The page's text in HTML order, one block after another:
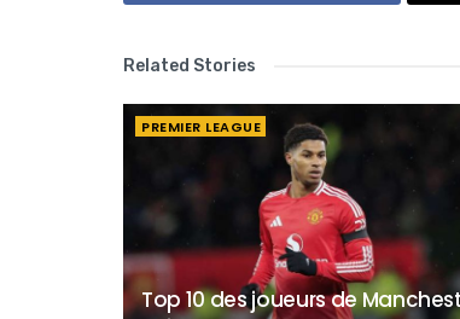
Related Stories
PREMIER LEAGUE
Top 10 des joueurs de